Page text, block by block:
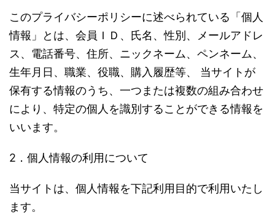
このプライバシーポリシーに述べられている「個人
情報」とは、会員ＩＤ、氏名、性別、メールアドレ
ス、電話番号、住所、ニックネーム、ペンネーム、
生年月日、職業、役職、購入履歴等、 当サイトが
保有する情報のうち、一つまたは複数の組み合わせ
により、特定の個人を識別することができる情報を
いいます。
2．個人情報の利用について
当サイトは、個人情報を下記利用目的で利用いたし
ます。